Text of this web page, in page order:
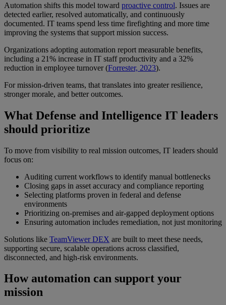
Automation shifts this model toward proactive control. Issues are
detected earlier, resolved automatically, and continuously
documented. IT teams spend less time firefighting and more time
improving the systems that support mission success.
Organizations adopting automation report measurable benefits,
including a 21% increase in IT staff productivity and a 32%
reduction in employee turnover (Forrester, 2023).
For mission-driven teams, that translates into greater resilience,
stronger morale, and better outcomes.
What Defense and Intelligence IT leaders
should prioritize
To move from visibility to real mission outcomes, IT leaders should
focus on:
Auditing current workflows to identify manual bottlenecks
Closing gaps in asset accuracy and compliance reporting
Selecting platforms proven in federal and defense
environments
Prioritizing on-premises and air-gapped deployment options
Ensuring automation includes remediation, not just monitoring
Solutions like TeamViewer DEX are built to meet these needs,
supporting secure, scalable operations across classified,
disconnected, and high-risk environments.
How automation can support your
mission